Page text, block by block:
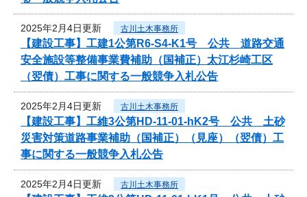
2025年2月4日更新 古川土木事務所
【建設工事】工建1公第R6-S4-K1号 公共 道路交通
安全施設等整備事業費補助（国補正）太江杉崎工区
（翌債）工事に関する一般競争入札公告
2025年2月4日更新 古川土木事務所
【建設工事】工維3公第HD-11-01-hK2号 公共 土砂
災害対策道路事業補助（国補正）（見座）（翌債）工
事に関する一般競争入札公告
2025年2月4日更新 古川土木事務所